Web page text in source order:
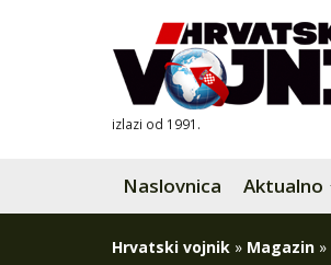
izlazi od 1991.
Naslovnica Aktualno
Hrvatski vojnik » Magazin »